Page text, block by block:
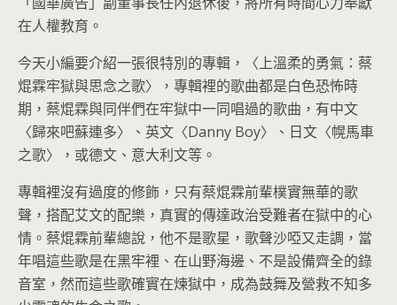
在人權教育。
今天小編要介紹一張很特別的專輯，〈上溫柔的勇氣：蔡
焜霖牢獄與思念之歌〉，專輯裡的歌曲都是白色恐怖時
期，蔡焜霖與同伴們在牢獄中一同唱過的歌曲，有中文
〈歸來吧蘇連多〉、英文〈Danny Boy〉、日文〈幌馬車
之歌〉，或德文、意大利文等。
專輯裡沒有過度的修飾，只有蔡焜霖前輩樸實無華的歌
聲，搭配艾文的配樂，真實的傳達政治受難者在獄中的心
情。蔡焜霖前輩總說，他不是歌星，歌聲沙啞又走調，當
年唱這些歌是在黑牢裡、在山野海邊、不是設備齊全的錄
音室，然而這些歌確實在煉獄中，成為鼓舞及營救不知多